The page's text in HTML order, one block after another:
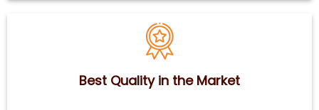
Best Quality in the Market